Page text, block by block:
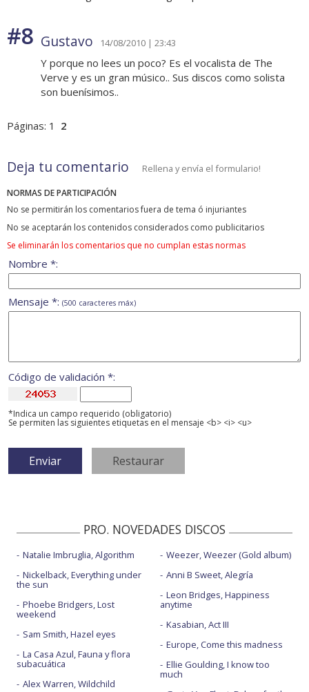
#8 Gustavo 14/08/2010 | 23:43
Y porque no lees un poco? Es el vocalista de The
Verve y es un gran músico.. Sus discos como solista
son buenísimos..
Páginas: 1 2
Deja tu comentario Rellena y envía el formulario!
NORMAS DE PARTICIPACIÓN
No se permitirán los comentarios fuera de tema ó injuriantes
No se aceptarán los contenidos considerados como publicitarios
Se eliminarán los comentarios que no cumplan estas normas
Nombre *:
Mensaje *: (500 caracteres máx)
Código de validación *:
*Indica un campo requerido (obligatorio)
Se permiten las siguientes etiquetas en el mensaje <b> <i> <u>
PRO. NOVEDADES DISCOS
Natalie Imbruglia, Algorithm
Nickelback, Everything under
the sun
Phoebe Bridgers, Lost
weekend
Sam Smith, Hazel eyes
La Casa Azul, Fauna y flora
subacuática
Alex Warren, Wildchild
Weezer, Weezer (Gold album)
Anni B Sweet, Alegría
Leon Bridges, Happiness
anytime
Kasabian, Act III
Europe, Come this madness
Ellie Goulding, I know too
much